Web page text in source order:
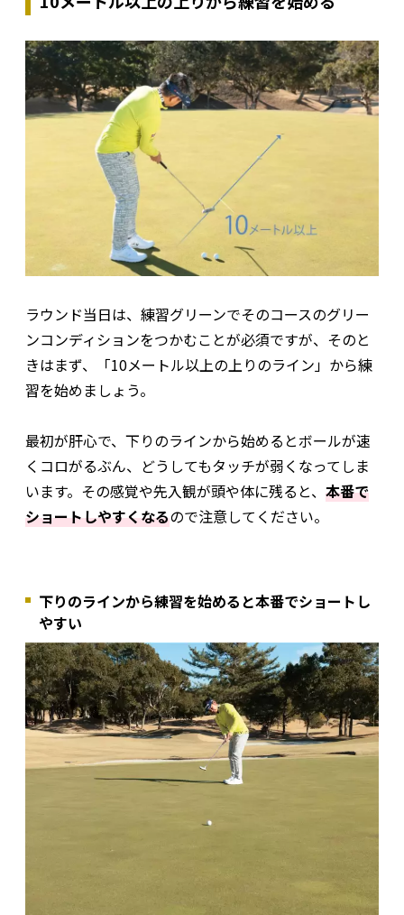
ラウンド当日は、練習グリーンでそのコースのグリー
ンコンディションをつかむことが必須ですが、そのと
きはまず、「10メートル以上の上りのライン」から練
習を始めましょう。
最初が肝心で、下りのラインから始めるとボールが速
くコロがるぶん、どうしてもタッチが弱くなってしま
います。その感覚や先入観が頭や体に残ると、 本番で
ショートしやすくなるので注意してください。
下りのラインから練習を始めると本番でショートし
やすい